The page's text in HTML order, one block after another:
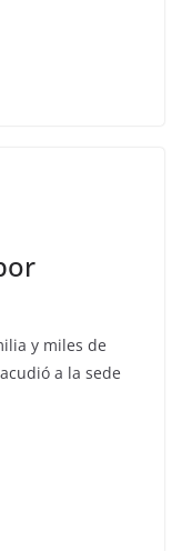
y miles de
a la sede